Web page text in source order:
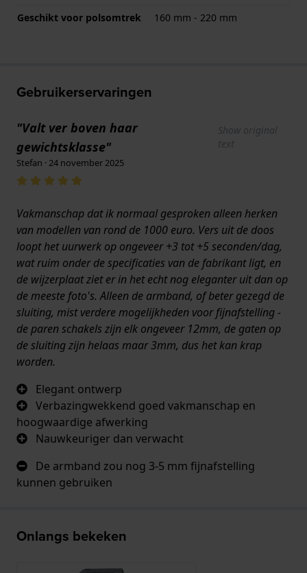
Geschikt voor polsomtrek
160 mm - 220 mm
Gebruikerservaringen
"Valt ver boven haar
gewichtsklasse"
Show original
text
Stefan · 24 november 2025
Vakmanschap dat ik normaal gesproken alleen herken
van modellen van rond de 1000 euro. Vers uit de doos
loopt het uurwerk op ongeveer +3 tot +5 seconden/dag,
wat ruim onder de specificaties van de fabrikant ligt, en
de wijzerplaat ziet er in het echt nog eleganter uit dan op
de meeste foto's. Alleen de armband, of beter gezegd de
sluiting, mist verdere mogelijkheden voor fijnafstelling -
de paren schakels zijn elk ongeveer 12mm, de gaten op
de sluiting zijn helaas maar 3mm, dus het kan krap
worden.
Elegant ontwerp
Verbazingwekkend goed vakmanschap en
hoogwaardige afwerking
Nauwkeuriger dan verwacht
De armband zou nog 3-5 mm fijnafstelling
kunnen gebruiken
Onlangs bekeken